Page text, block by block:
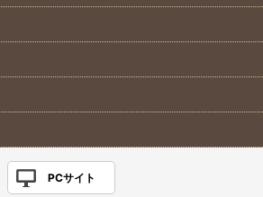
PCサイト